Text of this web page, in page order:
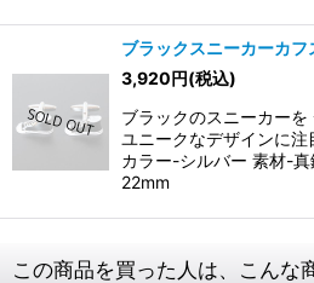
ブラックスニーカーカフ
3,920円(税込)
ブラックのスニーカーを
ユニークなデザインに
カラー-シルバー 素材-
22mm
この商品を買った人は、こんな